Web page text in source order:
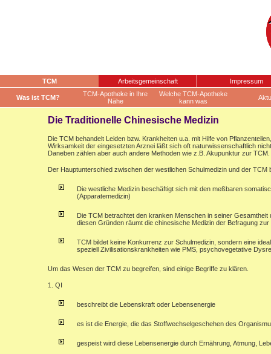
TCM Arbeitsgemeinschaft Impressum
Was ist TCM?
TCM-Apotheke in Ihre
Nähe
Welche TCM-Apotheke
kann was
Die Traditionelle Chinesische Medizin
Die TCM behandelt Leiden bzw. Krankheiten u.a. mit Hilfe von
Wirksamkeit der eingesetzten Arznei läßt sich oft naturwissenschaftlich
Daneben zählen aber auch andere Methoden wie z.B. Akupunktur zur TCM.
Der Hauptunterschied zwischen der westlichen Schulmedizin und der TCM
Die westliche Medizin beschäftigt sich mit den meßbaren
(Apparatemedizin)
Die TCM betrachtet den kranken Menschen in seiner
diesen Gründen räumt die chinesische Medizin der Befragung
TCM bildet keine Konkurrenz zur Schulmedizin, sondern eine
speziell Zivilisationskrankheiten wie PMS, psychovegetative
Um das Wesen der TCM zu begreifen, sind einige Begriffe zu klären.
1. QI
beschreibt die Lebenskraft oder Lebensenergie
es ist die Energie, die das Stoffwechselgeschehen des
gespeist wird diese Lebensenergie durch Ernährung, Atmung,